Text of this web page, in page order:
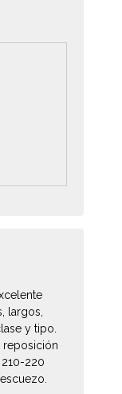
largos,
y tipo.
reposición
220